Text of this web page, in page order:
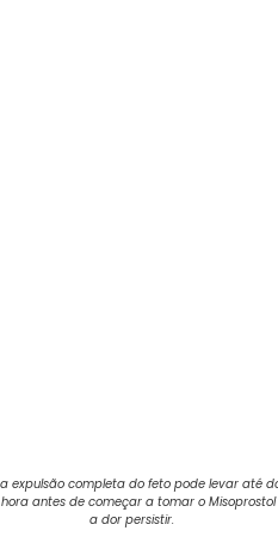
expulsão completa do feto pode levar até
antes de começar a tomar o
a dor persistir.